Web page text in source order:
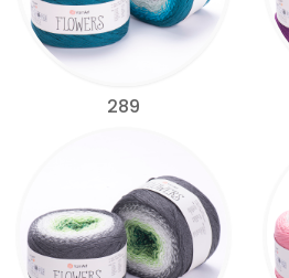
289